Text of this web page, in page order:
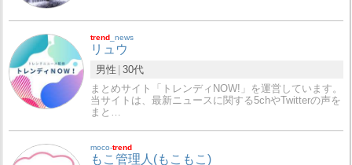
trend _news
リュウ
男性 30代
まとめサイト「トレンディNOW!」を運営しています。
当サイトは、最新ニュースに関する5chやTwitterの声を
まと…
moco-trend
もこ管理人(もこもこ)